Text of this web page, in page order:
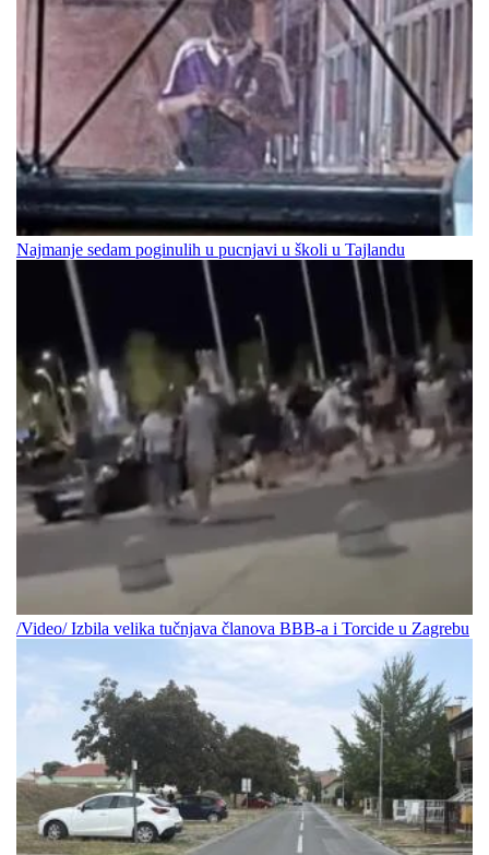
Najmanje sedam poginulih u pucnjavi u školi u Tajlandu
/Video/ Izbila velika tučnjava članova BBB-a i Torcide u Zagrebu